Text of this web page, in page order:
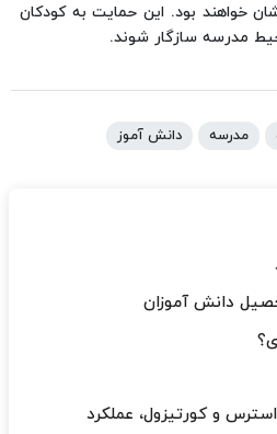
خواهند بود. این حمایت به کودکان
مدرسه سازگار شوند.
مدرسه دانش آموز
دانش آموزان
و کورتیزول، عملکرد